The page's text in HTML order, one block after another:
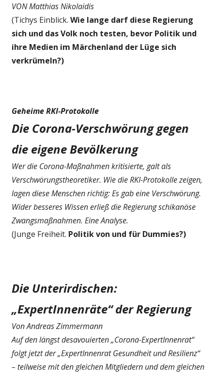
VON Matthias Nikolaidis
(Tichys Einblick. Wie lange darf diese Regierung
sich und das Volk noch testen, bevor Politik und
ihre Medien im Märchenland der Lüge sich
verkrümeln?)
Geheime RKI-Protokolle
Die Corona-Verschwörung gegen
die eigene Bevölkerung
Wer die Corona-Maßnahmen kritisierte, galt als
Verschwörungstheoretiker. Wie die RKI-Protokolle zeigen,
lagen diese Menschen richtig: Es gab eine Verschwörung.
Wider besseres Wissen erließ die Regierung schikanöse
Zwangsmaßnahmen. Eine Analyse.
(Junge Freiheit. Politik von und für Dummies?)
Die Unterirdischen:
„ExpertInnenräte“ der Regierung
Von Andreas Zimmermann
Auf den längst desavouierten „Corona-ExpertInnenrat“
folgt jetzt der „ExpertInnenrat Gesundheit und Resilienz“
– teilweise mit den gleichen Mitgliedern und dem gleichen